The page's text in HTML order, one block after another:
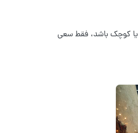
یا کوچک باشد، فقط سعی